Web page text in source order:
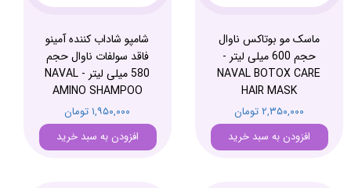
ماسک مو بوتاکس ناوال
حجم 600 میلی لیتر -
NAVAL BOTOX CARE
HAIR MASK
۲,۳۵۰,۰۰۰ تومان
افزودن به سبد خرید
شامپو شاداب کننده آمینو
فاقد سولفات ناوال حجم
580 میلی لیتر - NAVAL
AMINO SHAMPOO
۱,۹۵۰,۰۰۰ تومان
افزودن به سبد خرید